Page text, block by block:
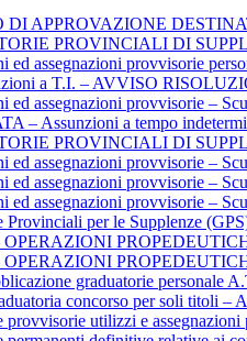
DI APPROVAZIONE
PROVINCIALI DI
ed assegnazioni provvisorie
a T.I. – AVVISO
ed assegnazioni provvisorie –
– Assunzioni a tempo
PROVINCIALI DI
ed assegnazioni provvisorie –
ed assegnazioni provvisorie –
ed assegnazioni provvisorie –
Provinciali per le Supplenze
graduatorie personale
concorso per soli titoli –
provvisorie utilizzi e assegnazioni